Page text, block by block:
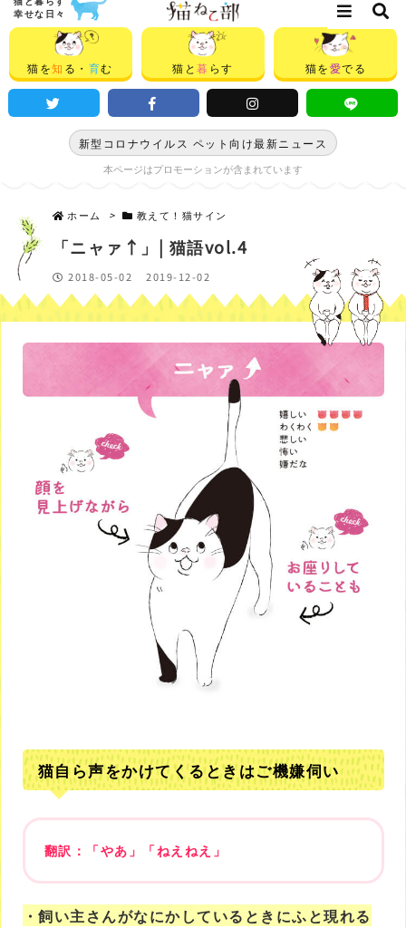
幸せな日々
猫を知 る・ 育む 猫と暮 らす 猫を愛でる
新型コロナウイルス ペット向け最新ニュース
本ページはプロモーションが含まれています
ホーム > 教えて！猫サイン
「ニャァ↑」| 猫語vol.4
2018-05-02 2019-12-02
猫自ら声をかけてくるときはご機嫌伺い
翻訳：「やあ」「ねえねえ」
・飼い主さんがなにかしているときにふと現れる